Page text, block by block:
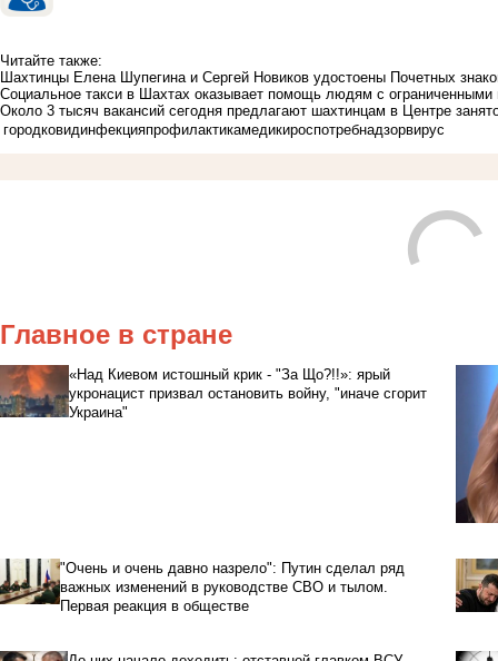
Читайте также:
Шахтинцы Елена Шупегина и Сергей Новиков удостоены Почетных
Социальное такси в Шахтах оказывает помощь людям с ограниченными
Около 3 тысяч вакансий сегодня предлагают шахтинцам в Центре
городковидинфекцияпрофилактикамедикироспотребнадзорвирус
Главное в стране
«Над Киевом истошный крик - "За Що?!!»: ярый
укронацист призвал остановить войну, "иначе сгорит
Украина"
"Очень и очень давно назрело": Путин сделал ряд
важных изменений в руководстве СВО и тылом.
Первая реакция в обществе